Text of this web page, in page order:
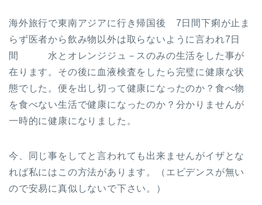
海外旅行で東南アジアに行き帰国後 7日間下痢が止ま
らず医者から飲み物以外は取らないように言われ7日
間 水とオレンジジュ－スのみの生活をした事が
在ります。その後に血液検査をしたら完璧に健康な状
態でした。便を出し切って健康になったのか？食べ物
を食べない生活で健康になったのか？分かりませんが
一時的に健康になりました。
今、同じ事をしてと言われても出来ませんがイザとな
れば私にはこの方法があります。（エビデンスが無い
ので安易に真似しないで下さい。）